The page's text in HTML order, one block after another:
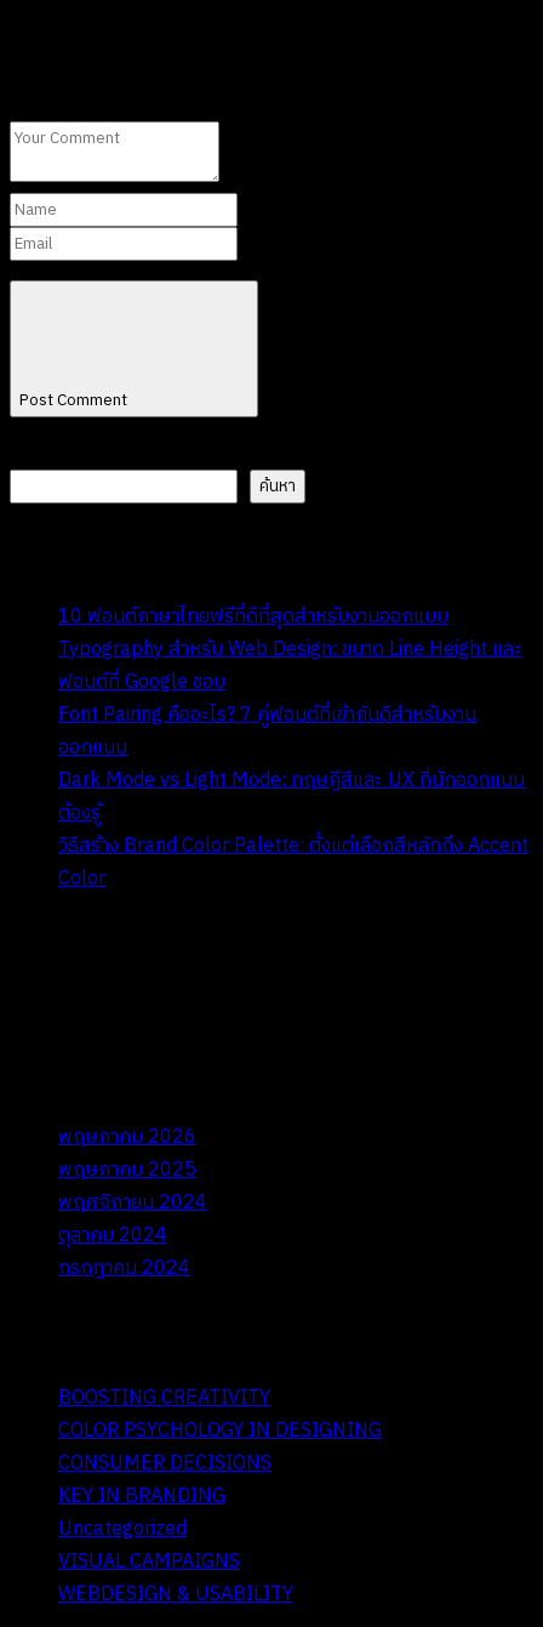
Post Comment
ค้นหา
10 ฟอนต์ภาษาไทยฟรีที่ดีที่สุดสำหรับงานออกแบบ
Typography สำหรับ Web Design: ขนาด Line Height และ
ฟอนต์ที่ Google ชอบ
Font Pairing คืออะไร? 7 คู่ฟอนต์ที่เข้ากันดีสำหรับงาน
ออกแบบ
Dark Mode vs Light Mode: ทฤษฎีสีและ UX ที่นักออกแบบ
ต้องรู้
วิธีสร้าง Brand Color Palette: ตั้งแต่เลือกสีหลักถึง Accent
Color
พฤษภาคม 2026
พฤษภาคม 2025
พฤศจิกายน 2024
ตุลาคม 2024
กรกฎาคม 2024
BOOSTING CREATIVITY
COLOR PSYCHOLOGY IN DESIGNING
CONSUMER DECISIONS
KEY IN BRANDING
Uncategorized
VISUAL CAMPAIGNS
WEBDESIGN & USABILITY